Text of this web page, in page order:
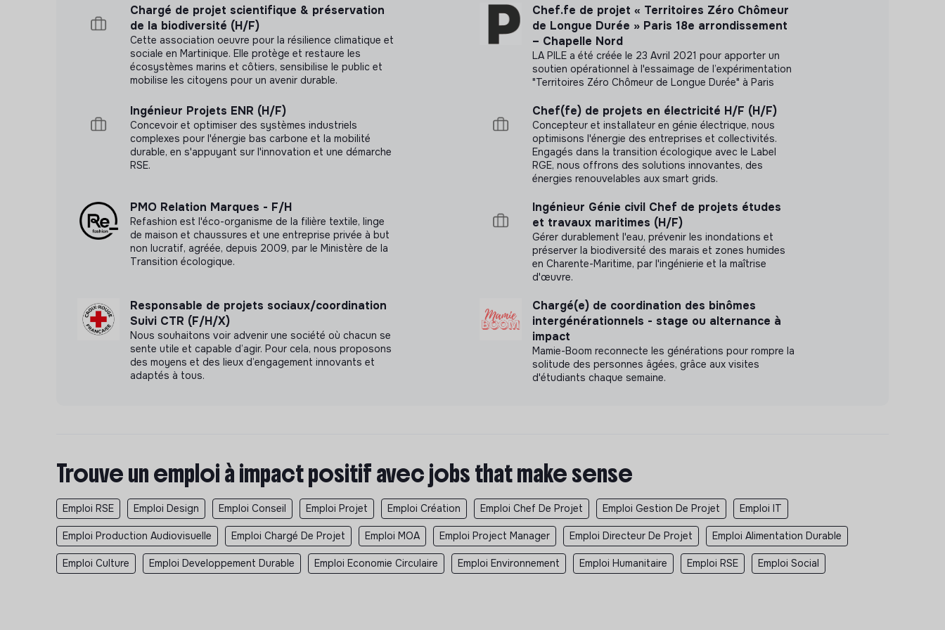
Recruter, encadrer, conseiller, supporter, motiver, fédérer ses équipes et développer les
compétences de ses collaborateurs.
Suivre la charge de travail, en volume et en calendrier et gérer les plannings de
Equipe Audiovisuelle : administrateurs audiovisuels
Assurer une formation continue des évolutions de méthodes et technologiques.
Partager les informations et les connaissances, développer la capacité à travailler avec
Garantir l’achat, l’approvisionnement et la gestion des équipements et des licences
informatiques et audiovisuelles :
Identifier et planifier les besoins d’achat, contrôler la conformité (contractuelles,
réapprovisionnement, prévisions d’achat)
Participer au processus de sélection et contractualisation des prestataires et
fournisseurs.
Garantir le suivi du cycle de vie des équipements et l’homogénéité du parc
Piloter les projets d’évolution de la configuration des salles
Assurer la relation avec les prestataires : constructeurs, intégrateurs…
Maintenir une veille technologique
Assurer une veille technologique pour maintenir l’adéquation des ressources SI aux
besoins de MSF France
Chargé de projet scientifique & préservation
de la biodiversité (H/F)
Cette association oeuvre pour la résilience climatique et
sociale en Martinique. Elle protège et restaure les
écosystèmes marins et côtiers, sensibilise le public et
mobilise les citoyens pour un avenir durable.
Chef.fe de projet « Territoires Zéro Chômeur
de Longue Durée » Paris 18e arrondissement
– Chapelle Nord
LA PILE a été créée le 23 Avril 2021 pour apporter un
soutien opérationnel à l'essaimage de l’expérimentation
"Territoires Zéro Chômeur de Longue Durée" à Paris
Ingénieur Projets ENR (H/F)
Concevoir et optimiser des systèmes industriels
complexes pour l'énergie bas carbone et la mobilité
durable, en s'appuyant sur l'innovation et une démarche
RSE.
Chef(fe) de projets en électricité H/F (H/F)
Concepteur et installateur en génie électrique, nous
optimisons l'énergie des entreprises et collectivités.
Engagés dans la transition écologique avec le Label
RGE, nous offrons des solutions innovantes, des
énergies renouvelables aux smart grids.
PMO Relation Marques - F/H
Refashion est l'éco-organisme de la filière textile, linge
de maison et chaussures et une entreprise privée à but
non lucratif, agréée, depuis 2009, par le Ministère de la
Transition écologique.
Ingénieur Génie civil Chef de projets études
et travaux maritimes (H/F)
Gérer durablement l'eau, prévenir les inondations et
préserver la biodiversité des marais et zones humides
en Charente-Maritime, par l'ingénierie et la maîtrise
d'œuvre.
Responsable de projets sociaux/coordination
Suivi CTR (F/H/X)
Nous souhaitons voir advenir une société où chacun se
sente utile et capable d’agir. Pour cela, nous proposons
des moyens et des lieux d’engagement innovants et
adaptés à tous.
Chargé(e) de coordination des binômes
intergénérationnels - stage ou alternance à
impact
Mamie-Boom reconnecte les générations pour rompre la
solitude des personnes âgées, grâce aux visites
d'étudiants chaque semaine.
Trouve un emploi à impact positif avec jobs that make sense
Emploi RSE Emploi Design Emploi Conseil Emploi Projet Emploi Création Emploi Chef De Projet Emploi Gestion De Projet Emploi IT
Emploi Production Audiovisuelle Emploi Chargé De Projet Emploi MOA Emploi Project Manager Emploi Directeur De Projet Emploi Alimentation Durable
Emploi Culture Emploi Developpement Durable Emploi Economie Circulaire Emploi Environnement Emploi Humanitaire Emploi RSE Emploi Social